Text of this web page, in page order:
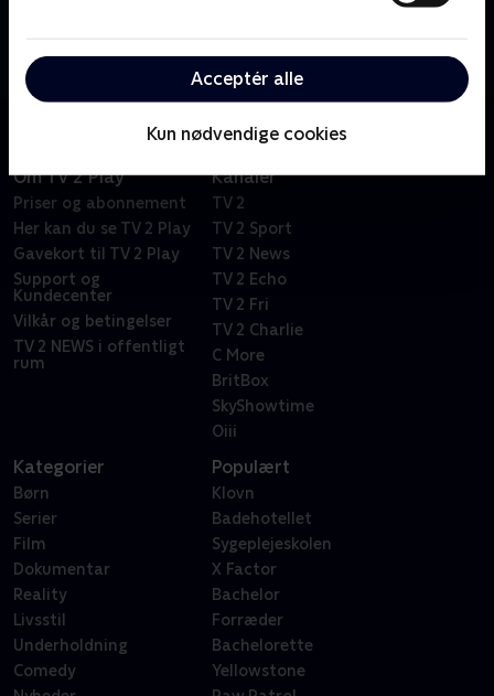
Acceptér alle
Kun nødvendige cookies
ikke altid nemt at være venner med nogen, for
bestemme?
Om TV 2 Play
Priser og abonnement
Her kan du se TV 2 Play
Gavekort til TV 2 Play
Support og
Kundecenter
Vilkår og betingelser
TV 2 NEWS i offentligt
rum
Kanaler
TV 2
TV 2 Sport
TV 2 News
TV 2 Echo
TV 2 Fri
TV 2 Charlie
C More
BritBox
SkyShowtime
Oiii
Kategorier
Børn
Serier
Film
Dokumentar
Reality
Livsstil
Underholdning
Comedy
Populært
Klovn
Badehotellet
Sygeplejeskolen
X Factor
Bachelor
Forræder
Bachelorette
Yellowstone